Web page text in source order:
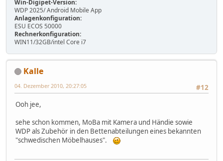
Win-Digipet-Version:
WDP 2025/ Android Mobile App
Anlagenkonfiguration:
ESU ECOS 50000
Rechnerkonfiguration:
WIN11/32GB/intel Core i7
Kalle
#12
04. Dezember 2010, 20:27:05
Ooh jee,
sehe schon kommen, MoBa mit Kamera und Händie sowie
WDP als Zubehör in den Bettenabteilungen eines bekannten
"schwedischen Möbelhauses".